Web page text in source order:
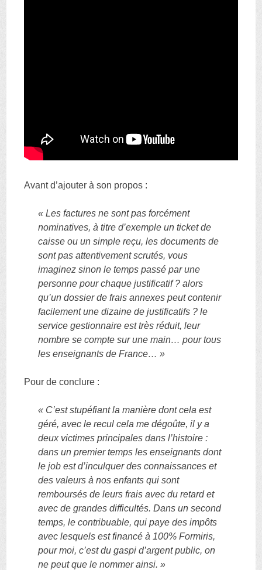
Avant d’ajouter à son propos :
« Les factures ne sont pas forcément
nominatives, à titre d’exemple un ticket de
caisse ou un simple reçu, les documents de
sont pas attentivement scrutés, vous
imaginez sinon le temps passé par une
personne pour chaque justificatif ? alors
qu’un dossier de frais annexes peut contenir
facilement une dizaine de justificatifs ? le
service gestionnaire est très réduit, leur
nombre se compte sur une main… pour tous
les enseignants de France… »
Pour de conclure :
« C’est stupéfiant la manière dont cela est
géré, avec le recul cela me dégoûte, il y a
deux victimes principales dans l’histoire :
dans un premier temps les enseignants dont
le job est d’inculquer des connaissances et
des valeurs à nos enfants qui sont
remboursés de leurs frais avec du retard et
avec de grandes difficultés. Dans un second
temps, le contribuable, qui paye des impôts
avec lesquels est financé à 100% Formiris,
pour moi, c’est du gaspi d’argent public, on
ne peut que le nommer ainsi. »